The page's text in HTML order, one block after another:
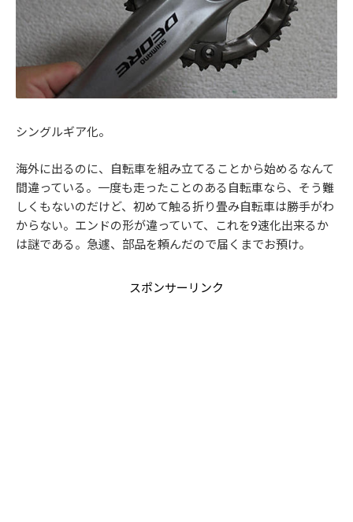
シングルギア化。
海外に出るのに、自転車を組み立てることから始めるなんて
間違っている。一度も走ったことのある自転車なら、そう難
しくもないのだけど、初めて触る折り畳み自転車は勝手がわ
からない。エンドの形が違っていて、これを9速化出来るか
は謎である。急遽、部品を頼んだので届くまでお預け。
スポンサーリンク